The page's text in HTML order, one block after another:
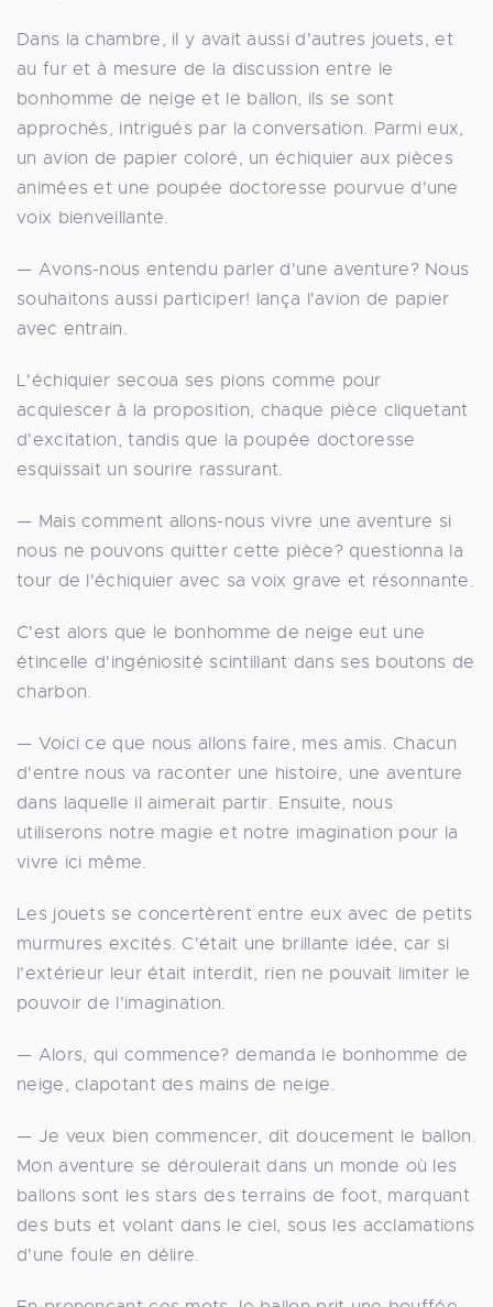
Dans la chambre, il y avait aussi d'autres jouets, et
au fur et à mesure de la discussion entre le
bonhomme de neige et le ballon, ils se sont
approchés, intrigués par la conversation. Parmi eux,
un avion de papier coloré, un échiquier aux pièces
animées et une poupée doctoresse pourvue d'une
voix bienveillante.
— Avons-nous entendu parler d'une aventure? Nous
souhaitons aussi participer! lança l'avion de papier
avec entrain.
L'échiquier secoua ses pions comme pour
acquiescer à la proposition, chaque pièce cliquetant
d'excitation, tandis que la poupée doctoresse
esquissait un sourire rassurant.
— Mais comment allons-nous vivre une aventure si
nous ne pouvons quitter cette pièce? questionna la
tour de l'échiquier avec sa voix grave et résonnante.
C'est alors que le bonhomme de neige eut une
étincelle d'ingéniosité scintillant dans ses boutons de
charbon.
— Voici ce que nous allons faire, mes amis. Chacun
d'entre nous va raconter une histoire, une aventure
dans laquelle il aimerait partir. Ensuite, nous
utiliserons notre magie et notre imagination pour la
vivre ici même.
Les jouets se concertèrent entre eux avec de petits
murmures excités. C'était une brillante idée, car si
l'extérieur leur était interdit, rien ne pouvait limiter le
pouvoir de l'imagination.
— Alors, qui commence? demanda le bonhomme de
neige, clapotant des mains de neige.
— Je veux bien commencer, dit doucement le ballon.
Mon aventure se déroulerait dans un monde où les
ballons sont les stars des terrains de foot, marquant
des buts et volant dans le ciel, sous les acclamations
d'une foule en délire.